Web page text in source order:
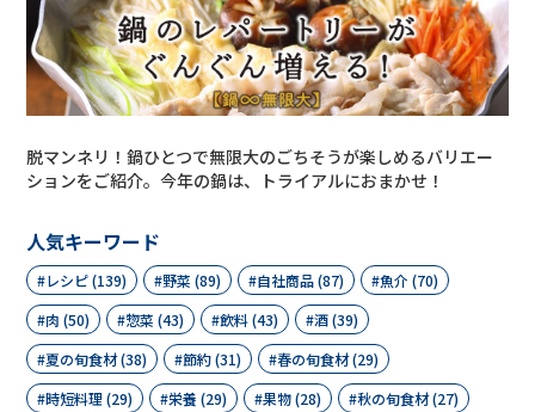
脱マンネリ！鍋ひとつで無限大のごちそうが楽しめるバリエー
ションをご紹介。今年の鍋は、トライアルにおまかせ！
人気キーワード
レシピ (139) 野菜 (89) 自社商品 (87)
魚介 (70)
肉 (50)
惣菜 (43) 飲料 (43)
酒 (39)
夏の旬食材 (38)
節約 (31)
春の旬食材 (29)
時短料理 (29)
栄養 (29) 果物 (28)
秋の旬食材 (27)